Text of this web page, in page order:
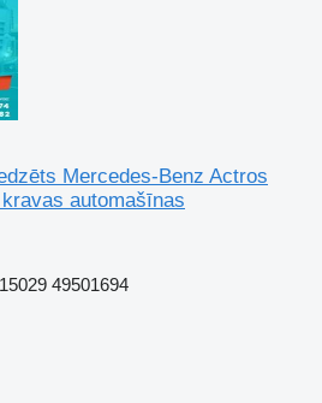
Mercedes-Benz Actros
automašīnas
49501694